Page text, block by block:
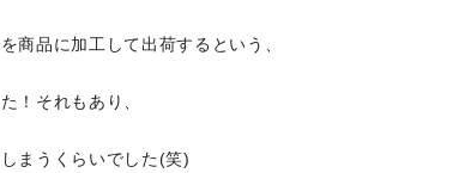
商品に加工して出荷するという、
！それもあり、
まうくらいでした(笑)